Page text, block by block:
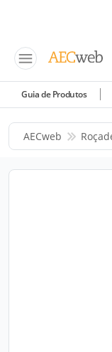
Guia de Produtos
AECweb